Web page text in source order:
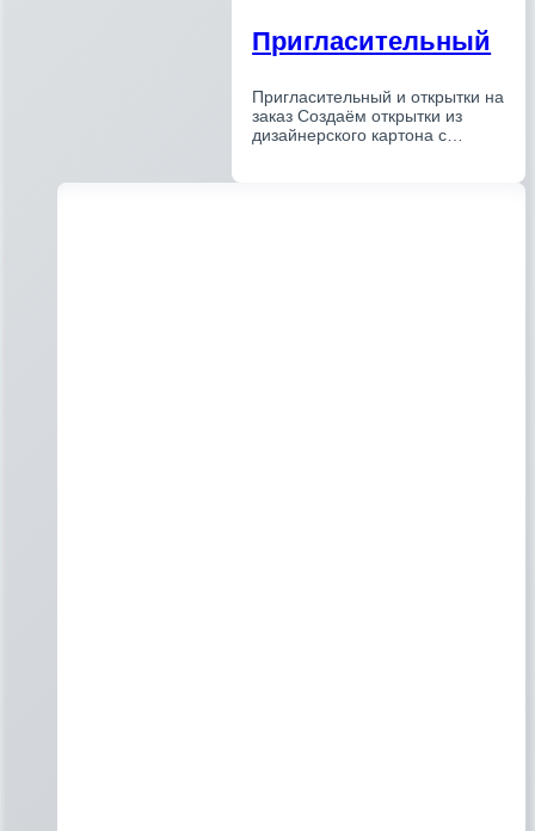
Пригласительный
Пригласительный и открытки на
заказ Создаём открытки из
дизайнерского картона с…